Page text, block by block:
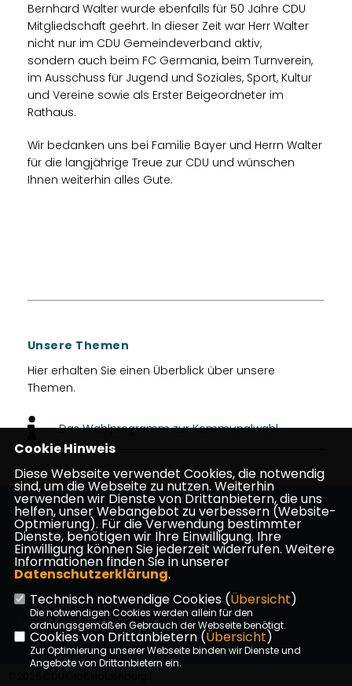
Bernhard Walter wurde ebenfalls für 50 Jahre CDU
Mitgliedschaft geehrt. In dieser Zeit war Herr Walter
nicht nur im CDU Gemeindeverband aktiv,
sondern auch beim FC Germania, beim Turnverein,
im Ausschuss für Jugend und Soziales, Sport, Kultur
und Vereine sowie als Erster Beigeordneter im
Rathaus.
Wir bedanken uns bei Familie Bayer und Herrn Walter
für die langjährige Treue zur CDU und wünschen
Ihnen weiterhin alles Gute.
Unsere Themen
Hier erhalten Sie einen Überblick über unsere
Themen.
Das Wahlprogramm zur Kommunalwahl
Homepage des Gemeindeverbands der CDU
Großkrotzenburg
Impressum Datenschutz
Kontakt
Mitgliederbereich
Cookie Hinweis
Diese Webseite verwendet Cookies, die notwendig
sind, um die Webseite zu nutzen. Weiterhin
verwenden wir Dienste von Drittanbietern, die uns
helfen, unser Webangebot zu verbessern (Website-
Optmierung). Für die Verwendung bestimmter
Dienste, benötigen wir Ihre Einwilligung. Ihre
Einwilligung können Sie jederzeit widerrufen. Weitere
Informationen finden Sie in unserer
Datenschutzerklärung.
Technisch notwendige Cookies (Übersicht)
Die notwendigen Cookies werden allein für den
ordnungsgemäßen Gebrauch der Webseite benötigt.
Cookies von Drittanbietern (Übersicht)
Zur Optimierung unserer Webseite binden wir Dienste und
Angebote von Drittanbietern ein.